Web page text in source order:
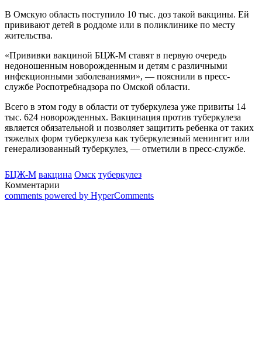
В Омскую область поступило 10 тыс. доз такой вакцины. Ей
прививают детей в роддоме или в поликлинике по месту
жительства.
«Прививки вакциной БЦЖ-М ставят в первую очередь
недоношенным новорожденным и детям с различными
инфекционными заболеваниями», — пояснили в пресс-
службе Роспотребнадзора по Омской области.
Всего в этом году в области от туберкулеза уже привиты 14
тыс. 624 новорожденных. Вакцинация против туберкулеза
является обязательной и позволяет защитить ребенка от таких
тяжелых форм туберкулеза как туберкулезный менингит или
генерализованный туберкулез, — отметили в пресс-службе.
БЦЖ-М вакцина Омск туберкулез
Комментарии
comments powered by HyperComments